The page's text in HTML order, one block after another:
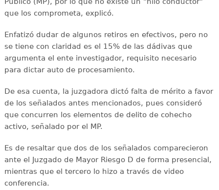
que los comprometa, explicó.
Enfatizó dudar de algunos retiros en efectivos, pero no
se tiene con claridad es el 15% de las dádivas que
argumenta el ente investigador, requisito necesario
para dictar auto de procesamiento.
De esa cuenta, la juzgadora dictó falta de mérito a favor
de los señalados antes mencionados, pues consideró
que concurren los elementos de delito de cohecho
activo, señalado por el MP.
Es de resaltar que dos de los señalados comparecieron
ante el Juzgado de Mayor Riesgo D de forma presencial,
mientras que el tercero lo hizo a través de video
conferencia.